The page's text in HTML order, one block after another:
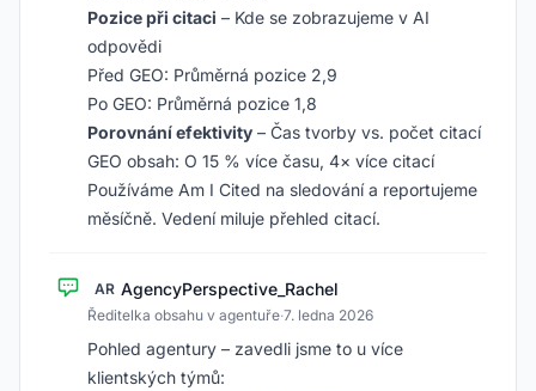
Pozice při citaci – Kde se zobrazujeme v AI
odpovědi
Před GEO: Průměrná pozice 2,9
Po GEO: Průměrná pozice 1,8
Porovnání efektivity – Čas tvorby vs. počet citací
GEO obsah: O 15 % více času, 4× více citací
Používáme Am I Cited na sledování a reportujeme
měsíčně. Vedení miluje přehled citací.
AR AgencyPerspective_Rachel
Ředitelka obsahu v agentuře·7. ledna 2026
Pohled agentury – zavedli jsme to u více
klientských týmů: